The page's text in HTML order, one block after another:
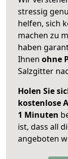
stressig
helfen, sich
machen zu
haben
Ihnen ohne
Salzgitter
Holen Sie
kostenlose
1 Minuten
ist, dass all
angeboten